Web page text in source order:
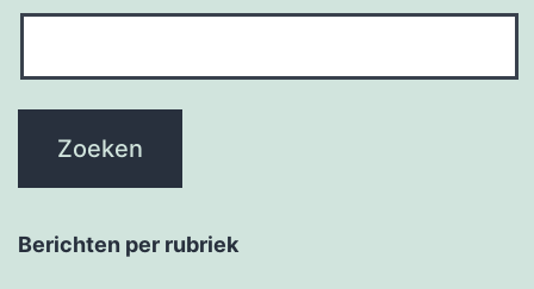
Berichten per rubriek